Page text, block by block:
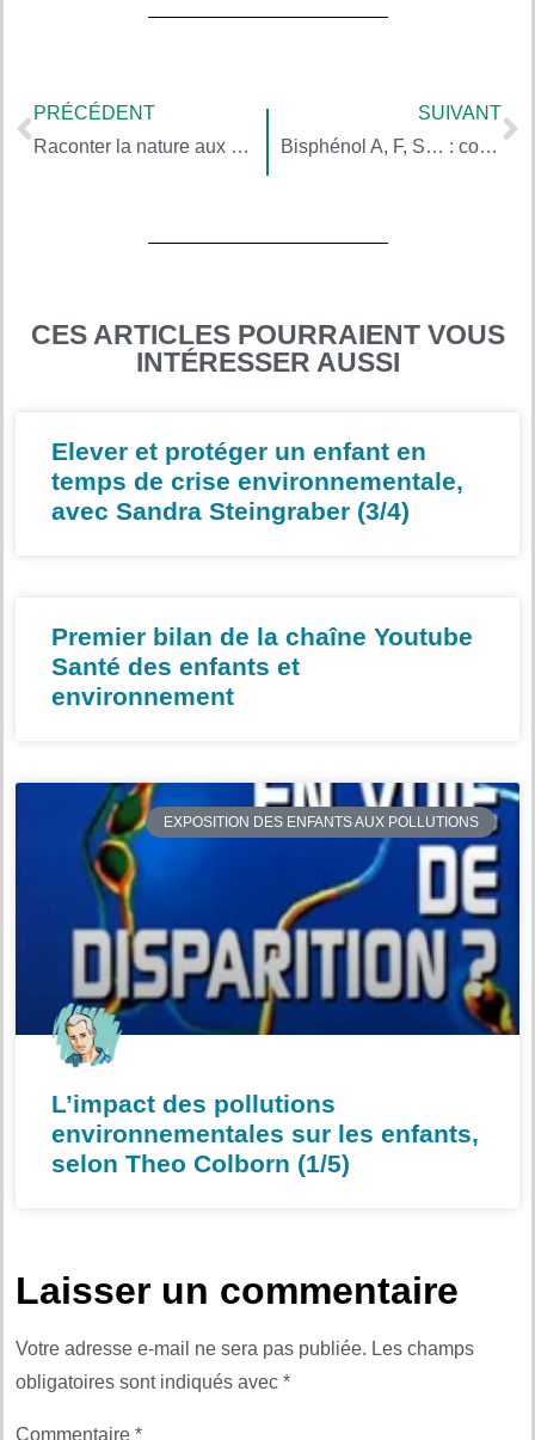
PRÉCÉDENT
Raconter la nature aux enfants – conseils et astuces
SUIVANT
Bisphénol A, F, S… : comment diminuer les expositions des enfants
CES ARTICLES POURRAIENT VOUS
INTÉRESSER AUSSI
Elever et protéger un enfant en
temps de crise environnementale,
avec Sandra Steingraber (3/4)
Premier bilan de la chaîne Youtube
Santé des enfants et
environnement
EXPOSITION DES ENFANTS AUX POLLUTIONS
L’impact des pollutions
environnementales sur les enfants,
selon Theo Colborn (1/5)
Laisser un commentaire
Votre adresse e-mail ne sera pas publiée. Les champs
obligatoires sont indiqués avec *
Commentaire *